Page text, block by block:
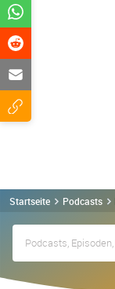
Startseite Podcasts